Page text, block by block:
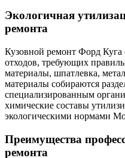
Экологичная
ремонта
Кузовной ремонт Форд Куга
отходов, требующих
материалы, шпатлевка,
материалы собираются
специализированным
химические составы
экологическими нормами
Преимущества
ремонта